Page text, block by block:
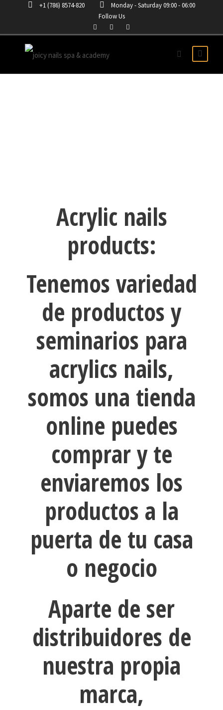
+1 (786) 8574-820
Monday - Saturday 09:00 - 06:00
Follow Us
Acrylic nails
products:
Tenemos variedad
de productos y
seminarios para
acrylics nails,
somos una tienda
online puedes
comprar y te
enviaremos los
productos a la
puerta de tu casa
o negocio
Aparte de ser
distribuidores de
nuestra propia
marca,